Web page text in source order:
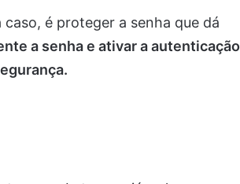
é proteger a senha que dá
a senha e ativar a autenticação